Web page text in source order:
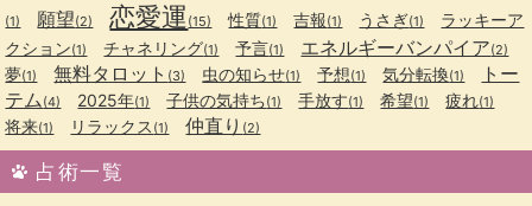
(1) 願望(2) 恋愛運 (15) 性質(1) 吉報(1) うさぎ(1)
ラッキーア
クション(1) チャネリング(1) 予言(1) エネルギーバンパイア(2)
夢(1) 無料タロット (3) 虫の知らせ(1) 予想(1) 気分転換(1)
トー
テム(4) 2025年(1) 子供の気持ち(1) 手放す(1) 希望(1) 疲れ(1)
将来(1) リラックス (1) 仲直り (2)
占術一覧